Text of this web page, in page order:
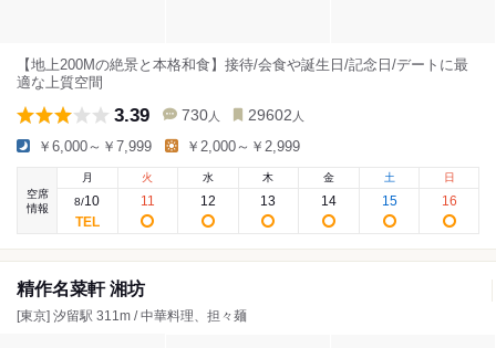
【地上200Mの絶景と本格和食】接待/会食や誕生日/記念日/デートに最
適な上質空間
3.39 730 人 29602 人
￥6,000～￥7,999 ￥2,000～￥2,999
空席
情報
月
8/10
火
11
水
12
木
13
金
14
土
15
日
16
精作名菜軒 湘坊
[東京] 汐留駅 311m / 中華料理、担々麺